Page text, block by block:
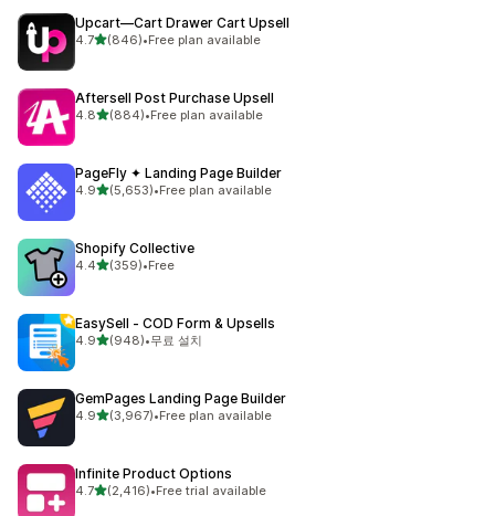
Upcart—Cart Drawer Cart Upsell
4.7별 5개 중
(846)
총 리뷰 846개
•Free plan available
Aftersell Post Purchase Upsell
4.8별 5개 중
(884)
총 리뷰 884개
•Free plan available
PageFly ✦ Landing Page Builder
4.9별 5개 중
(5,653)
총 리뷰 5653개
•Free plan available
Shopify Collective
4.4별 5개 중
(359)
총 리뷰 359개
•Free
EasySell ‑ COD Form & Upsells
4.9별 5개 중
(948)
총 리뷰 948개
•무료 설치
GemPages Landing Page Builder
4.9별 5개 중
(3,967)
총 리뷰 3967개
•Free plan available
Infinite Product Options
4.7별 5개 중
(2,416)
총 리뷰 2416개
•Free trial available